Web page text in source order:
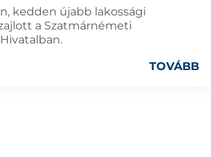
kedden újabb lakossági
a Szatmárnémeti
TOVÁBB